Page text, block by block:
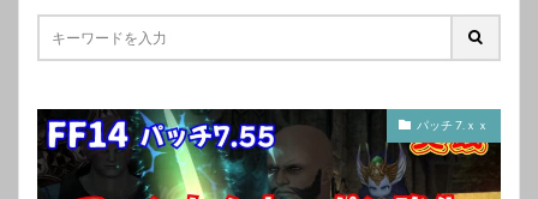
パッチ 7.ｘｘ